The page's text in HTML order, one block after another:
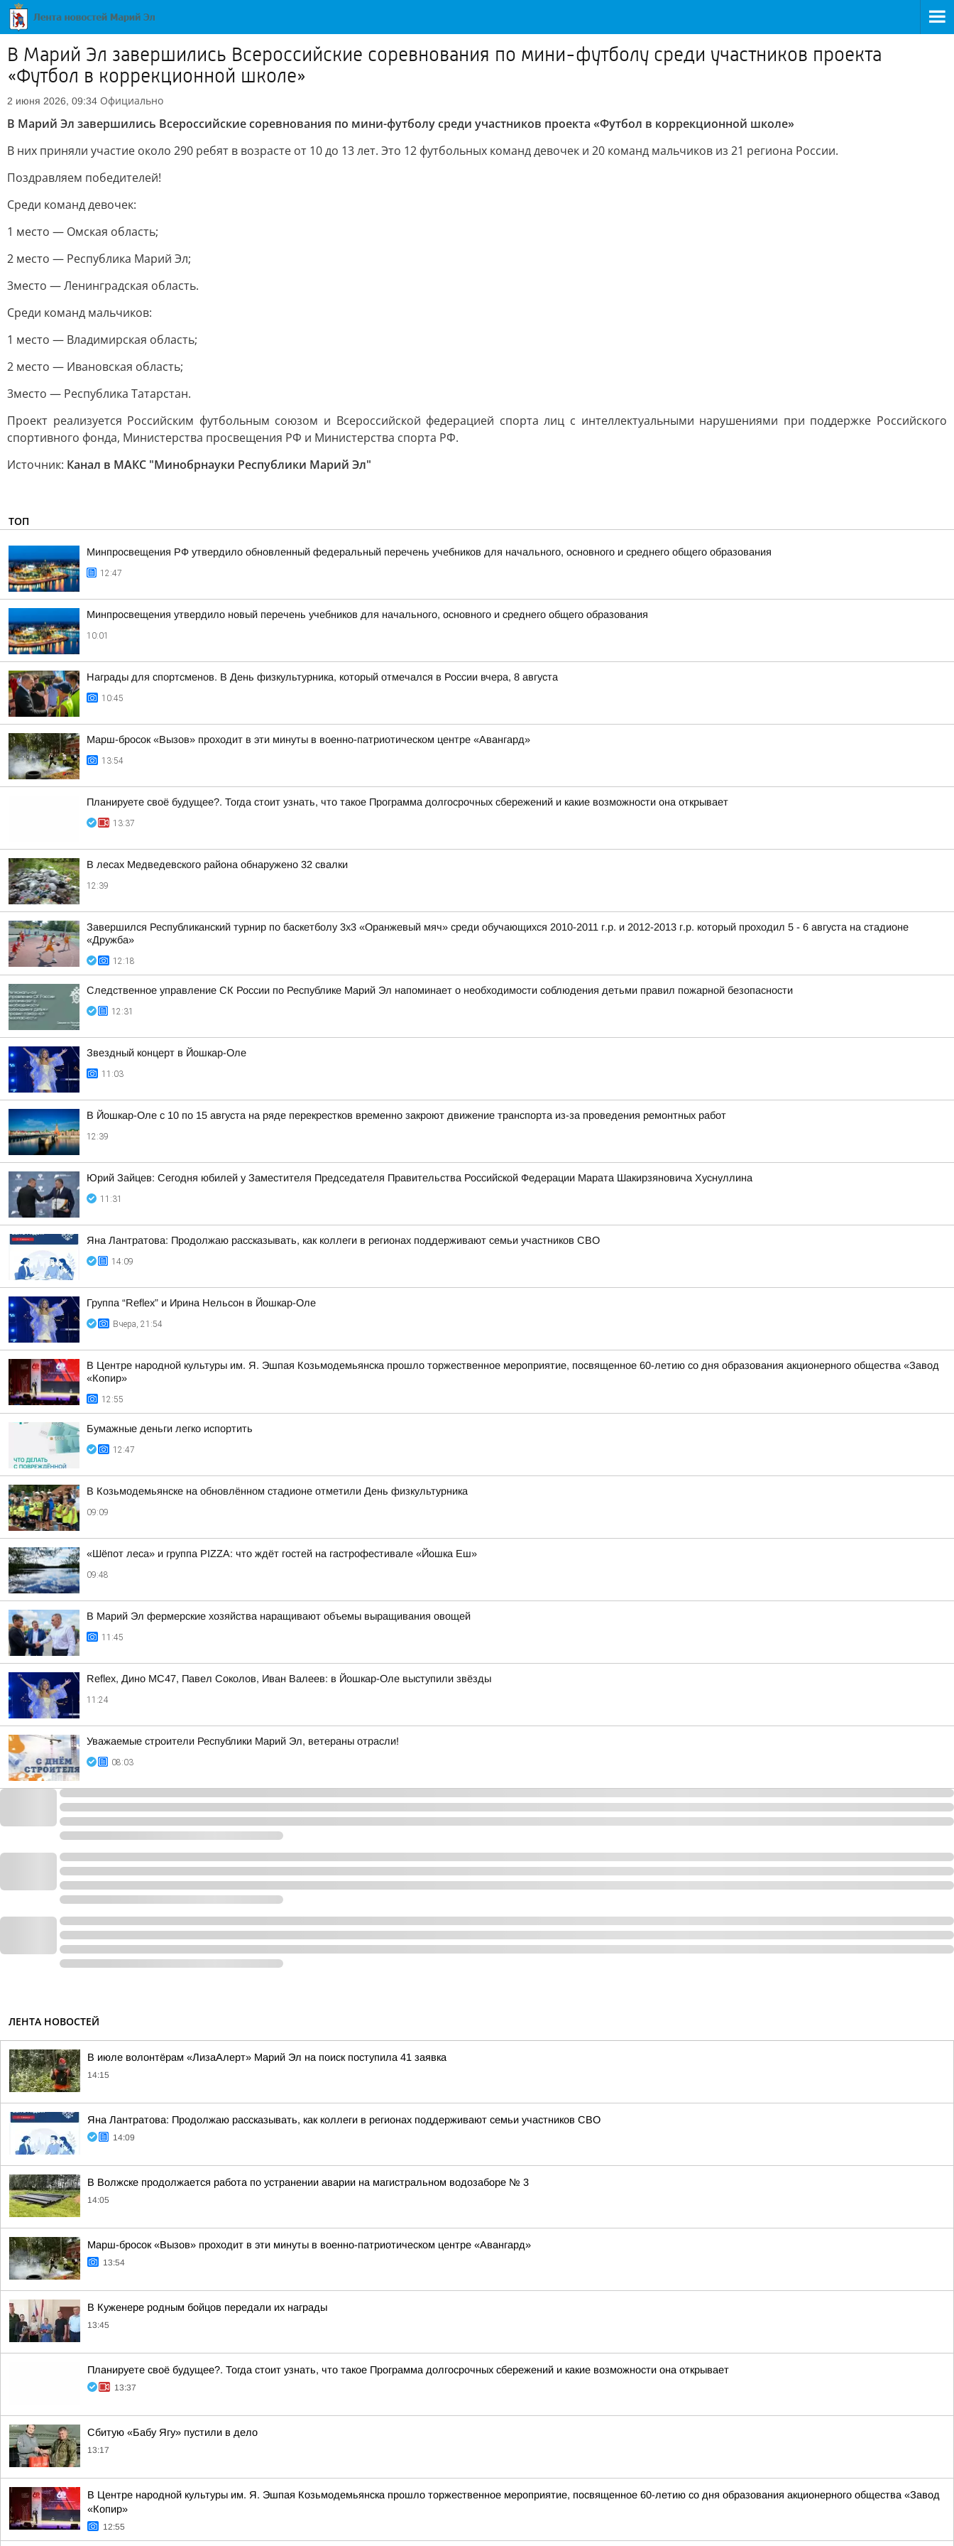
В Марий Эл завершились Всероссийские соревнования по мини-футболу среди участников проекта
«Футбол в коррекционной школе»
2 июня 2026, 09:34 Официально
В Марий Эл завершились Всероссийские соревнования по мини-футболу среди участников проекта «Футбол в коррекционной школе»
В них приняли участие около 290 ребят в возрасте от 10 до 13 лет. Это 12 футбольных команд девочек и 20 команд мальчиков из 21 региона России.
Поздравляем победителей!
Среди команд девочек:
1 место — Омская область;
2 место — Республика Марий Эл;
3место — Ленинградская область.
Среди команд мальчиков:
1 место — Владимирская область;
2 место — Ивановская область;
3место — Республика Татарстан.
Проект реализуется Российским футбольным союзом и Всероссийской федерацией спорта лиц с интеллектуальными нарушениями при поддержке Российского
спортивного фонда, Министерства просвещения РФ и Министерства спорта РФ.
Источник: Канал в МАКС "Минобрнауки Республики Марий Эл"
ТОП
Минпросвещения РФ утвердило обновленный федеральный перечень учебников для начального, основного и среднего общего образования
12:47
Минпросвещения утвердило новый перечень учебников для начального, основного и среднего общего образования
10:01
Награды для спортсменов. В День физкультурника, который отмечался в России вчера, 8 августа
10:45
Марш-бросок «Вызов» проходит в эти минуты в военно-патриотическом центре «Авангард»
13:54
Планируете своё будущее?. Тогда стоит узнать, что такое Программа долгосрочных сбережений и какие возможности она открывает
13:37
В лесах Медведевского района обнаружено 32 свалки
12:39
Завершился Республиканский турнир по баскетболу 3х3 «Оранжевый мяч» среди обучающихся 2010-2011 г.р. и 2012-2013 г.р. который проходил 5 - 6 августа на стадионе
«Дружба»
12:18
Следственное управление СК России по Республике Марий Эл напоминает о необходимости соблюдения детьми правил пожарной безопасности
12:31
Звездный концерт в Йошкар-Оле
11:03
В Йошкар-Оле с 10 по 15 августа на ряде перекрестков временно закроют движение транспорта из-за проведения ремонтных работ
12:39
Юрий Зайцев: Сегодня юбилей у Заместителя Председателя Правительства Российской Федерации Марата Шакирзяновича Хуснуллина
11:31
Яна Лантратова: Продолжаю рассказывать, как коллеги в регионах поддерживают семьи участников СВО
14:09
Группа “Reflex” и Ирина Нельсон в Йошкар-Оле
Вчера, 21:54
В Центре народной культуры им. Я. Эшпая Козьмодемьянска прошло торжественное мероприятие, посвященное 60-летию со дня образования акционерного общества «Завод
«Копир»
12:55
Бумажные деньги легко испортить
12:47
В Козьмодемьянске на обновлённом стадионе отметили День физкультурника
09:09
«Шёпот леса» и группа PIZZA: что ждёт гостей на гастрофестивале «Йошка Еш»
09:48
В Марий Эл фермерские хозяйства наращивают объемы выращивания овощей
11:45
Reflex, Дино МС47, Павел Соколов, Иван Валеев: в Йошкар-Оле выступили звёзды
11:24
Уважаемые строители Республики Марий Эл, ветераны отрасли!
08:03
ЛЕНТА НОВОСТЕЙ
В июле волонтёрам «ЛизаАлерт» Марий Эл на поиск поступила 41 заявка
14:15
Яна Лантратова: Продолжаю рассказывать, как коллеги в регионах поддерживают семьи участников СВО
14:09
В Волжске продолжается работа по устранении аварии на магистральном водозаборе № 3
14:05
Марш-бросок «Вызов» проходит в эти минуты в военно-патриотическом центре «Авангард»
13:54
В Куженере родным бойцов передали их награды
13:45
Планируете своё будущее?. Тогда стоит узнать, что такое Программа долгосрочных сбережений и какие возможности она открывает
13:37
Сбитую «Бабу Ягу» пустили в дело
13:17
В Центре народной культуры им. Я. Эшпая Козьмодемьянска прошло торжественное мероприятие, посвященное 60-летию со дня образования акционерного общества «Завод
«Копир»
12:55